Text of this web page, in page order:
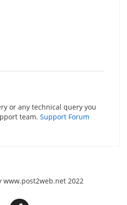
or any technical query you
team. Support Forum
www.post2web.net 2022